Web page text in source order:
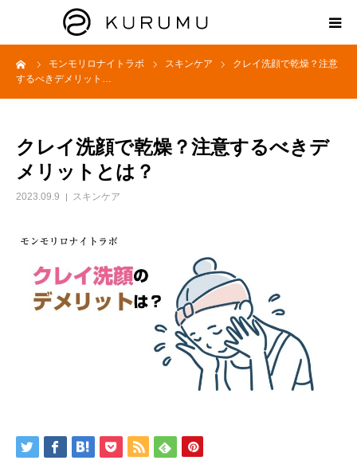
モンモリロナイトラボ スキンケア
クレイ洗顔で乾燥？注意
するべきデメリット…
クレイ洗顔で乾燥？注意するべきデ
メリットとは？
2023.09.9 スキンケア
HOME
プロダクト
モンモリロナイトラボ
お知らせ
えどがわ楽市